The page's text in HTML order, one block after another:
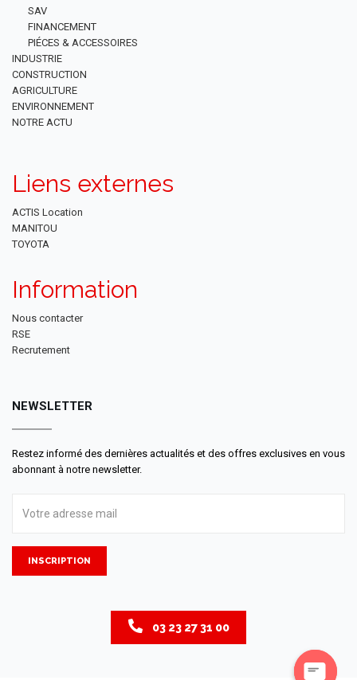
SAV
FINANCEMENT
PIÉCES & ACCESSOIRES
INDUSTRIE
CONSTRUCTION
AGRICULTURE
ENVIRONNEMENT
NOTRE ACTU
Liens externes
ACTIS Location
MANITOU
TOYOTA
Information
Nous contacter
RSE
Recrutement
NEWSLETTER
Restez informé des dernières actualités et des offres exclusives en vous
abonnant à notre newsletter.
INSCRIPTION
03 23 27 31 00